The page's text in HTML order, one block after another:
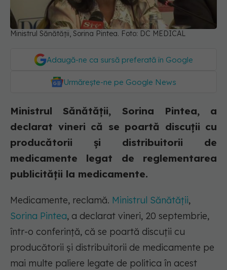
Ministrul Sănătății, Sorina Pintea. Foto: DC MEDICAL
Adaugă-ne ca sursă preferată în Google
Urmărește-ne pe Google News
Ministrul Sănătăţii, Sorina Pintea, a
declarat vineri că se poartă discuţii cu
producătorii şi distribuitorii de
medicamente legat de reglementarea
publicității la medicamente.
Medicamente, reclamă. Ministrul Sănătăţii,
Sorina Pintea, a declarat vineri, 20 septembrie,
într-o conferință, că se poartă discuţii cu
producătorii şi distribuitorii de medicamente pe
mai multe paliere legate de politica în acest